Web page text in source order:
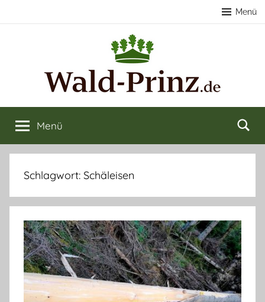
Menü
Nachhaltige
Forstwirtschaft
Naturerlebnisse
Wald
kaufen
verkaufen
Menü
Schlagwort: Schäleisen